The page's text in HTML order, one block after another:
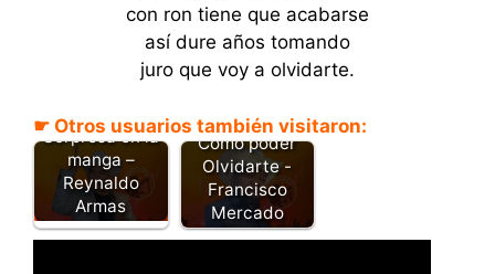
con ron tiene que acabarse
así dure años tomando
juro que voy a olvidarte.
☛ Otros usuarios también visitaron:
Sorpresa en la
manga –
Reynaldo
Armas
Cómo poder
Olvidarte -
Francisco
Mercado